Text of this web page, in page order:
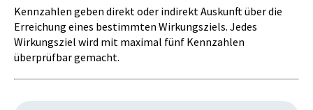
Kennzahlen geben direkt oder indirekt Auskunft über die
Erreichung eines bestimmten Wirkungsziels. Jedes
Wirkungsziel wird mit maximal fünf Kennzahlen
überprüfbar gemacht.